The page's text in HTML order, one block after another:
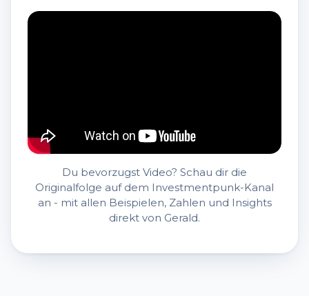
Du bevorzugst Video? Schau dir die
Originalfolge auf dem Investmentpunk-Kanal
an - mit allen Beispielen, Zahlen und Insights
direkt von Gerald.